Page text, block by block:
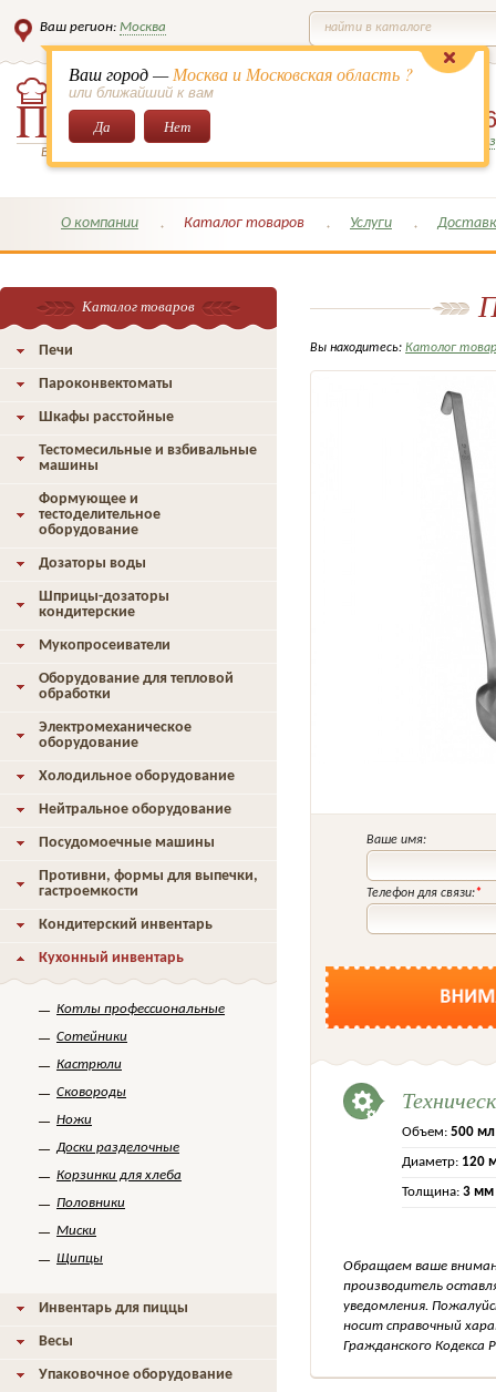
Ваш регион: Москва
Ваш город —Москва и Московская область ?
или ближайший к вам
Да Нет
найти в каталоге
Всё для кондитеров и поваров!
649-
Заказать обратный
О компании Каталог товаров Услуги
Вы находитесь: Католог
Ваше имя:
Телефон для связи:*
Объем: 500 мл
Диаметр: 120
Толщина: 3 мм
Обращаем ваше
производитель
уведомления.
носит справочный
Гражданского Кодекса
Каталог товаров
Печи
Пароконвектоматы
Шкафы расстойные
Тестомесильные и взбивальные
машины
Формующее и
тестоделительное
оборудование
Дозаторы воды
Шприцы-дозаторы
кондитерские
Мукопросеиватели
Оборудование для тепловой
обработки
Электромеханическое
оборудование
Холодильное оборудование
Нейтральное оборудование
Посудомоечные машины
Противни, формы для выпечки,
гастроемкости
Кондитерский инвентарь
Кухонный инвентарь
Котлы профессиональные
Сотейники
Кастрюли
Сковороды
Ножи
Доски разделочные
Корзинки для хлеба
Половники
Миски
Щипцы
Инвентарь для пиццы
Весы
Упаковочное оборудование